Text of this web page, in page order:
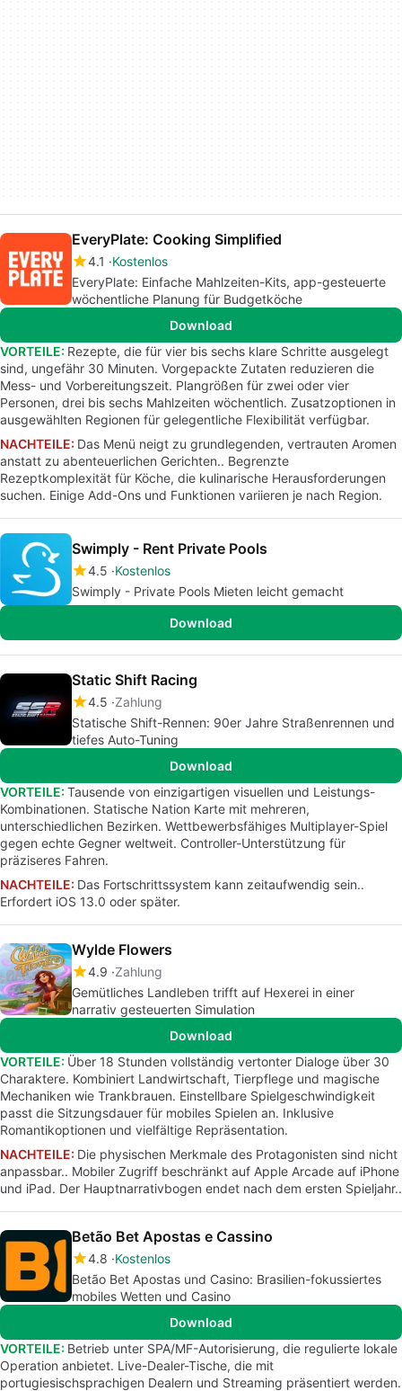
EveryPlate: Cooking Simplified
4.1
Kostenlos
EveryPlate: Einfache Mahlzeiten-Kits, app-gesteuerte
wöchentliche Planung für Budgetköche
Download
VORTEILE: Rezepte, die für vier bis sechs klare Schritte ausgelegt
sind, ungefähr 30 Minuten. Vorgepackte Zutaten reduzieren die
Mess- und Vorbereitungszeit. Plangrößen für zwei oder vier
Personen, drei bis sechs Mahlzeiten wöchentlich. Zusatzoptionen in
ausgewählten Regionen für gelegentliche Flexibilität verfügbar.
NACHTEILE: Das Menü neigt zu grundlegenden, vertrauten Aromen
anstatt zu abenteuerlichen Gerichten.. Begrenzte
Rezeptkomplexität für Köche, die kulinarische Herausforderungen
suchen. Einige Add-Ons und Funktionen variieren je nach Region.
Swimply - Rent Private Pools
4.5 Kostenlos
Swimply - Private Pools Mieten leicht gemacht
Download
Static Shift Racing
4.5 Zahlung
Statische Shift-Rennen: 90er Jahre Straßenrennen und
tiefes Auto-Tuning
Download
VORTEILE: Tausende von einzigartigen visuellen und Leistungs-
Kombinationen. Statische Nation Karte mit mehreren,
unterschiedlichen Bezirken. Wettbewerbsfähiges Multiplayer-Spiel
gegen echte Gegner weltweit. Controller-Unterstützung für
präziseres Fahren.
NACHTEILE: Das Fortschrittssystem kann zeitaufwendig sein..
Erfordert iOS 13.0 oder später.
Wylde Flowers
4.9 Zahlung
Gemütliches Landleben trifft auf Hexerei in einer
narrativ gesteuerten Simulation
Download
VORTEILE: Über 18 Stunden vollständig vertonter Dialoge über 30
Charaktere. Kombiniert Landwirtschaft, Tierpflege und magische
Mechaniken wie Trankbrauen. Einstellbare Spielgeschwindigkeit
passt die Sitzungsdauer für mobiles Spielen an. Inklusive
Romantikoptionen und vielfältige Repräsentation.
NACHTEILE: Die physischen Merkmale des Protagonisten sind nicht
anpassbar.. Mobiler Zugriff beschränkt auf Apple Arcade auf iPhone
und iPad. Der Hauptnarrativbogen endet nach dem ersten Spieljahr..
Betão Bet Apostas e Cassino
4.8 Kostenlos
Betão Bet Apostas und Casino: Brasilien-fokussiertes
mobiles Wetten und Casino
Download
VORTEILE: Betrieb unter SPA/MF-Autorisierung, die regulierte lokale
Operation anbietet. Live-Dealer-Tische, die mit
portugiesischsprachigen Dealern und Streaming präsentiert werden.